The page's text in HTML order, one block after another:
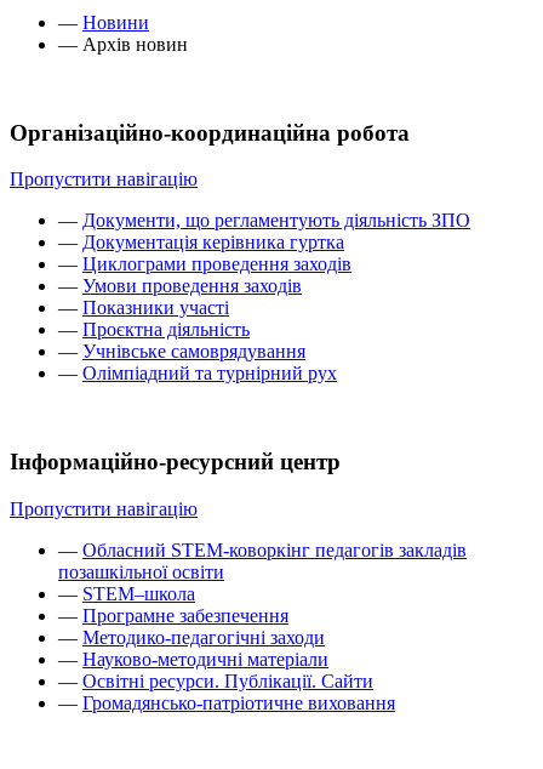
— Новини
— Архів новин
Організаційно-координаційна робота
Пропустити навігацію
— Документи, що регламентують діяльність ЗПО
— Документація керівника гуртка
— Циклограми проведення заходів
— Умови проведення заходів
— Показники участі
— Проєктна діяльність
— Учнівське самоврядування
— Олімпіадний та турнірний рух
Інформаційно-ресурсний центр
Пропустити навігацію
— Обласний STEM-коворкінг педагогів закладів
позашкільної освіти
— STEM–школа
— Програмне забезпечення
— Методико-педагогічні заходи
— Науково-методичні матеріали
— Освітні ресурси. Публікації. Сайти
— Громадянсько-патріотичне виховання